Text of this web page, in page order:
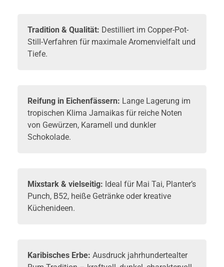
Tradition & Qualität: Destilliert im Copper-Pot-
Still-Verfahren für maximale Aromenvielfalt und
Tiefe.
Reifung in Eichenfässern: Lange Lagerung im
tropischen Klima Jamaikas für reiche Noten
von Gewürzen, Karamell und dunkler
Schokolade.
Mixstark & vielseitig: Ideal für Mai Tai, Planter’s
Punch, B52, heiße Getränke oder kreative
Küchenideen.
Karibisches Erbe: Ausdruck jahrhundertealter